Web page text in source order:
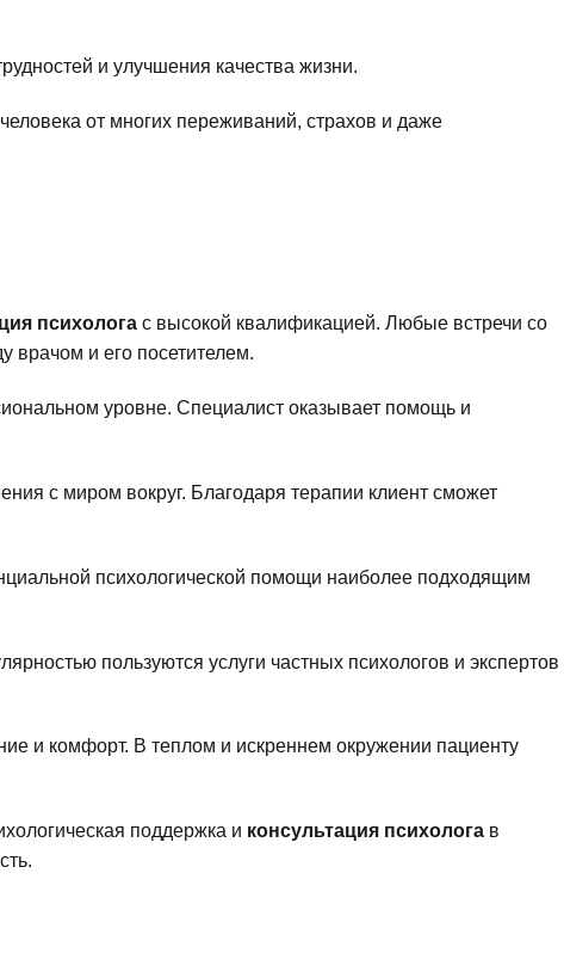
и улучшения качества жизни.
от многих переживаний, страхов и даже
психолога с высокой квалификацией. Любые встречи со
врачом и его посетителем.
уровне. Специалист оказывает помощь и
с миром вокруг. Благодаря терапии клиент сможет
психологической помощи наиболее подходящим
пользуются услуги частных психологов и экспертов
и комфорт. В теплом и искреннем окружении пациенту
поддержка и консультация психолога в